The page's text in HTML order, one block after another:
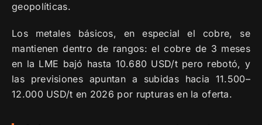
geopolíticas.
Los metales básicos, en especial el cobre, se
mantienen dentro de rangos: el cobre de 3 meses
en la LME bajó hasta 10.680 USD/t pero rebotó, y
las previsiones apuntan a subidas hacia 11.500–
12.000 USD/t en 2026 por rupturas en la oferta.